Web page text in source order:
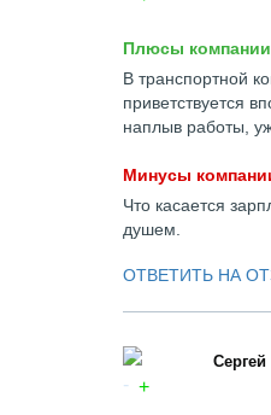
Плюсы
В транспортной
приветствуется
наплыв работы,
Минусы
Что касается
душем.
ОТВЕТИТЬ НА
Сергей